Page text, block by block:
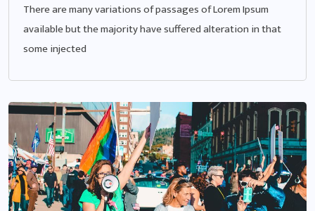
There are many variations of passages of Lorem Ipsum
available but the majority have suffered alteration in that
some injected